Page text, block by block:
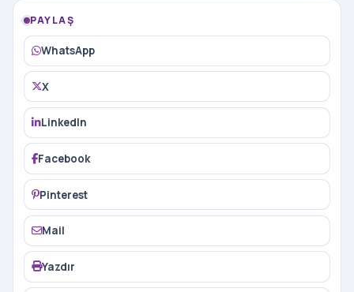
PAYLAŞ
WhatsApp
X
LinkedIn
Facebook
Pinterest
Mail
Yazdır